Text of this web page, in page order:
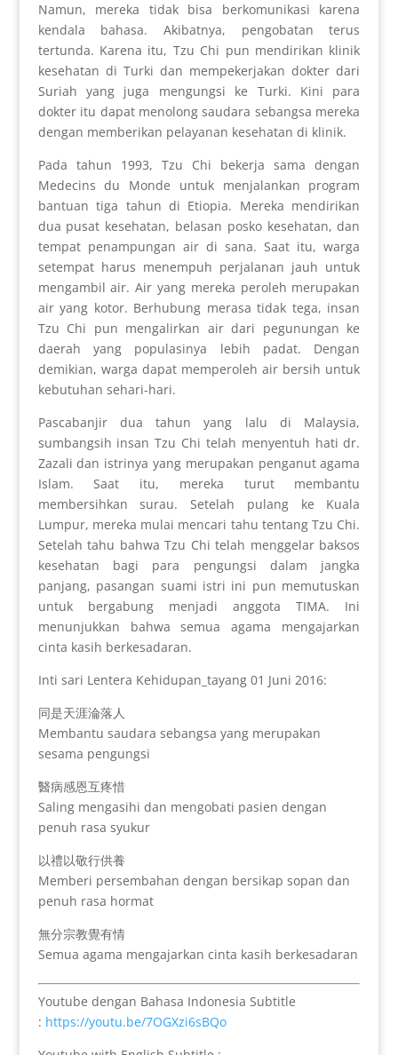
Namun, mereka tidak bisa berkomunikasi karena
kendala bahasa. Akibatnya, pengobatan terus
tertunda. Karena itu, Tzu Chi pun mendirikan klinik
kesehatan di Turki dan mempekerjakan dokter dari
Suriah yang juga mengungsi ke Turki. Kini para
dokter itu dapat menolong saudara sebangsa mereka
dengan memberikan pelayanan kesehatan di klinik.
Pada tahun 1993, Tzu Chi bekerja sama dengan
Medecins du Monde untuk menjalankan program
bantuan tiga tahun di Etiopia. Mereka mendirikan
dua pusat kesehatan, belasan posko kesehatan, dan
tempat penampungan air di sana. Saat itu, warga
setempat harus menempuh perjalanan jauh untuk
mengambil air. Air yang mereka peroleh merupakan
air yang kotor. Berhubung merasa tidak tega, insan
Tzu Chi pun mengalirkan air dari pegunungan ke
daerah yang populasinya lebih padat. Dengan
demikian, warga dapat memperoleh air bersih untuk
kebutuhan sehari-hari.
Pascabanjir dua tahun yang lalu di Malaysia,
sumbangsih insan Tzu Chi telah menyentuh hati dr.
Zazali dan istrinya yang merupakan penganut agama
Islam. Saat itu, mereka turut membantu
membersihkan surau. Setelah pulang ke Kuala
Lumpur, mereka mulai mencari tahu tentang Tzu Chi.
Setelah tahu bahwa Tzu Chi telah menggelar baksos
kesehatan bagi para pengungsi dalam jangka
panjang, pasangan suami istri ini pun memutuskan
untuk bergabung menjadi anggota TIMA. Ini
menunjukkan bahwa semua agama mengajarkan
cinta kasih berkesadaran.
Inti sari Lentera Kehidupan_tayang 01 Juni 2016:
同是天涯淪落人
Membantu saudara sebangsa yang merupakan
sesama pengungsi
醫病感恩互疼惜
Saling mengasihi dan mengobati pasien dengan
penuh rasa syukur
以禮以敬行供養
Memberi persembahan dengan bersikap sopan dan
penuh rasa hormat
無分宗教覺有情
Semua agama mengajarkan cinta kasih berkesadaran
Youtube dengan Bahasa Indonesia Subtitle
: https://youtu.be/7OGXzi6sBQo